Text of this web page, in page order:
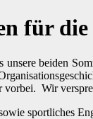
für
beiden
vorbei. Wir
sportliches